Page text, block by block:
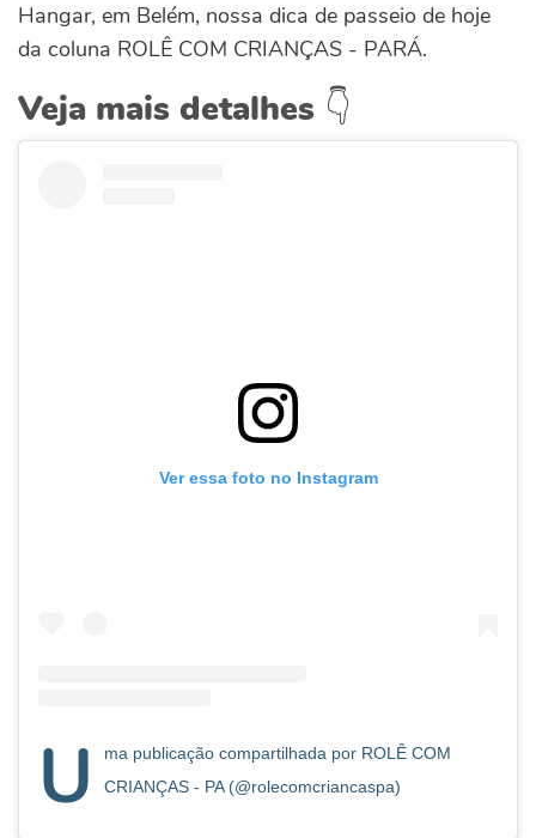
Hangar, em Belém, nossa dica de passeio de hoje
da coluna ROLÊ COM CRIANÇAS - PARÁ.
Veja mais detalhes 👇
Ver essa foto no Instagram
Uma publicação compartilhada por ROLÊ COM
CRIANÇAS - PA (@rolecomcriancaspa)